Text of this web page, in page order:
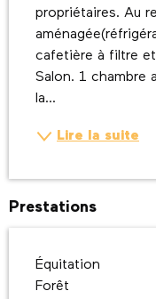
propriétaires. Au
cafetière à filtre
Salon. 1 chambre
la...
Lire la suite
Prestations
Équitation
Forêt